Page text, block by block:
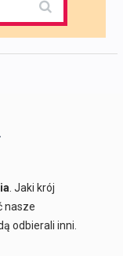
. Jaki krój
nasze
odbierali inni.